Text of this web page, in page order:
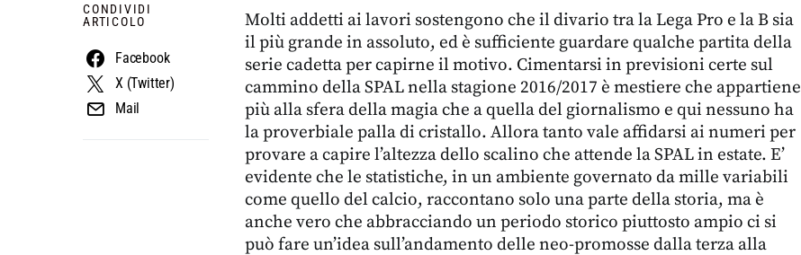
CONDIVIDI
ARTICOLO
Facebook
X (Twitter)
Mail
Molti addetti ai lavori sostengono che il divario tra la Lega Pro e la B sia
il più grande in assoluto, ed è sufficiente guardare qualche partita della
serie cadetta per capirne il motivo. Cimentarsi in previsioni certe sul
cammino della SPAL nella stagione 2016/2017 è mestiere che appartiene
più alla sfera della magia che a quella del giornalismo e qui nessuno ha
la proverbiale palla di cristallo. Allora tanto vale affidarsi ai numeri per
provare a capire l’altezza dello scalino che attende la SPAL in estate. E’
evidente che le statistiche, in un ambiente governato da mille variabili
come quello del calcio, raccontano solo una parte della storia, ma è
anche vero che abbracciando un periodo storico piuttosto ampio ci si
può fare un’idea sull’andamento delle neo-promosse dalla terza alla